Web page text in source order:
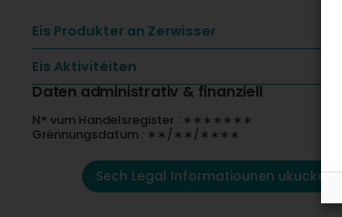
Eis Produkter an Zerwisser
Eis Aktivitéiten
Daten administrativ & finanziell
N° vum Handelsregister : ∗∗∗∗∗∗∗
Grënnungsdatum : ∗∗/∗∗/∗∗∗∗
Sech Legal Informatiounen ukucken